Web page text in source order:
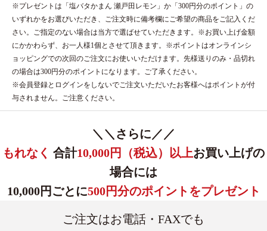
※プレゼントは「塩バタかまん 瀬戸田レモン」か「300円分のポイント」の
いずれかをお選びいただき、ご注文時に備考欄にご希望の商品をご記入くだ
さい。ご指定のない場合は当方で選ばせていただきます。※お買い上げ金額
にかかわらず、お一人様1個とさせて頂きます。※ポイントはオンラインシ
ョッピングでの次回のご注文にお使いいただけます。先様送りのみ・品切れ
の場合は300円分のポイントになります。ご了承ください。
※会員登録とログインをしないでご注文いただいたお客様へはポイントが付
与されません。ご注意ください。
＼＼さらに／／
もれなく 合計10,000円（税込）以上お買い上げの
場合には
10,000円ごとに500円分のポイントをプレゼント
ご注文はお電話・FAXでも